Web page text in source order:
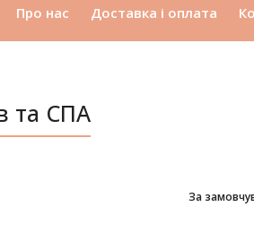
Про нас Доставка і оплата
та СПА